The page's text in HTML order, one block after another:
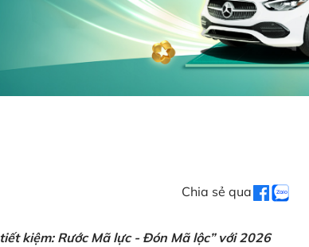
Chia sẻ qua
kiệm: Rước Mã lực - Đón Mã lộc” với 2026